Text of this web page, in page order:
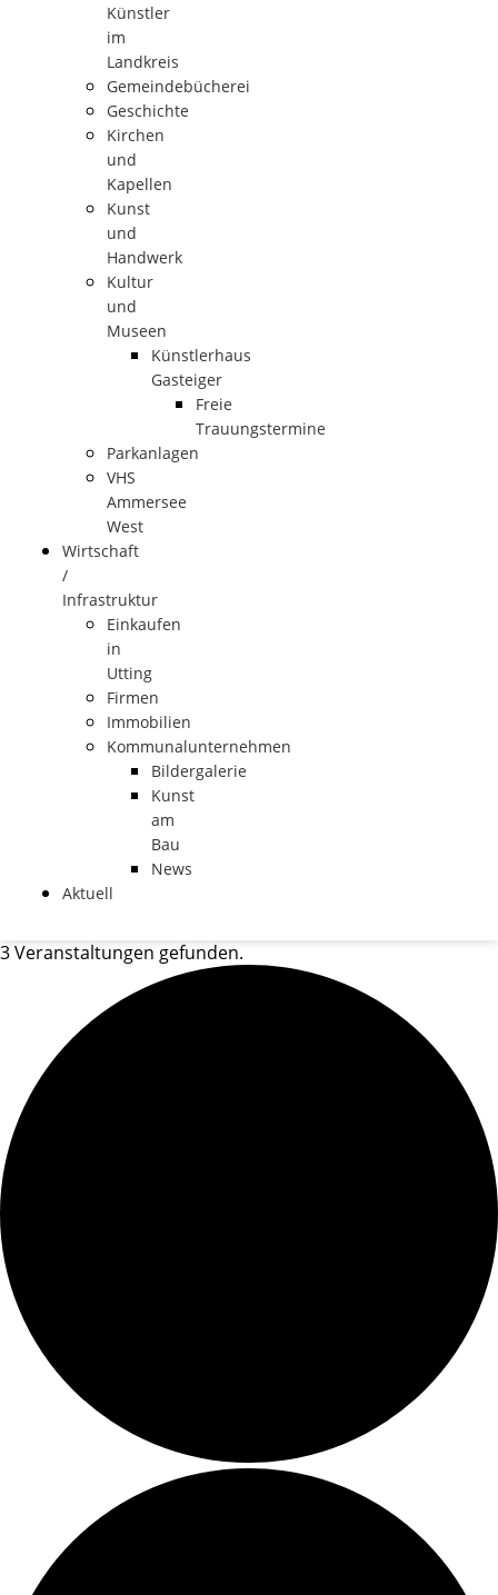
Künstler
im
Landkreis
Gemeindebücherei
Geschichte
Kirchen
und
Kapellen
Kunst
und
Handwerk
Kultur
und
Museen
Künstlerhaus
Gasteiger
Freie
Trauungstermine
Parkanlagen
VHS
Ammersee
West
Wirtschaft
/
Infrastruktur
Einkaufen
in
Utting
Firmen
Immobilien
Kommunalunternehmen
Bildergalerie
Kunst
am
Bau
News
Aktuell
3 Veranstaltungen gefunden.